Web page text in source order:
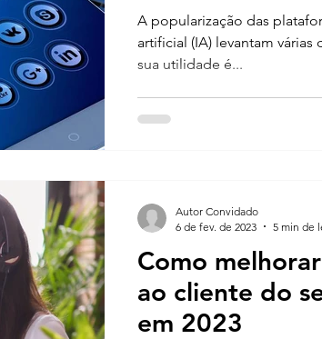
A popularização das
artificial (IA) levantam
sua utilidade é...
Como
ao cliente do
em 2023
Autor Convidado
6 de fev. de 2023
5 min de